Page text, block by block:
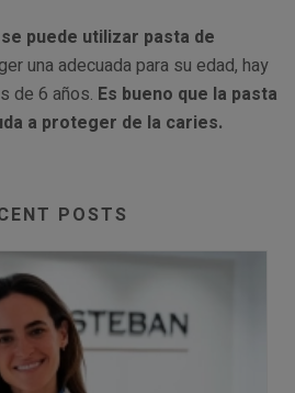
puede utilizar pasta de
una adecuada para su edad, hay
de 6 años. Es bueno que la pasta
a proteger de la caries.
POSTS